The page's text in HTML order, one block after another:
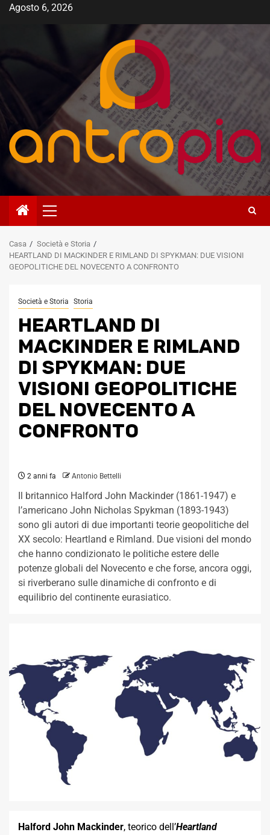
VaiAgosto 6, 2026
Menù
principale
Casa
Società e Storia
HEARTLAND DI MACKINDER E RIMLAND DI SPYKMAN: DUE VISIONI
GEOPOLITICHE DEL NOVECENTO A CONFRONTO
Società e Storia Storia
HEARTLAND DI
MACKINDER E RIMLAND
DI SPYKMAN: DUE
VISIONI GEOPOLITICHE
DEL NOVECENTO A
CONFRONTO
2 anni fa Antonio Bettelli
Il britannico Halford John Mackinder (1861-1947) e
l’americano John Nicholas Spykman (1893-1943)
sono gli autori di due importanti teorie geopolitiche del
XX secolo: Heartland e Rimland. Due visioni del mondo
che hanno condizionato le politiche estere delle
potenze globali del Novecento e che forse, ancora oggi,
si riverberano sulle dinamiche di confronto e di
equilibrio del continente eurasiatico.
Halford John Mackinder, teorico dell’Heartland